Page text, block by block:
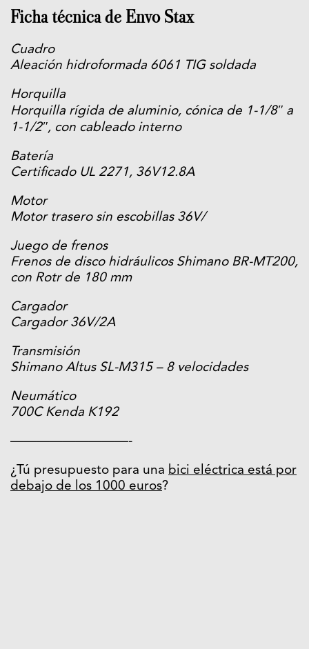
Ficha técnica de Envo Stax
Cuadro
Aleación hidroformada 6061 TIG soldada
Horquilla
Horquilla rígida de aluminio, cónica de 1-1/8″ a
1-1/2″, con cableado interno
Batería
Certificado UL 2271, 36V12.8A
Motor
Motor trasero sin escobillas 36V/
Juego de frenos
Frenos de disco hidráulicos Shimano BR-MT200,
con Rotr de 180 mm
Cargador
Cargador 36V/2A
Transmisión
Shimano Altus SL-M315 – 8 velocidades
Neumático
700C Kenda K192
—————————-
¿Tú presupuesto para una bici eléctrica está por
debajo de los 1000 euros?